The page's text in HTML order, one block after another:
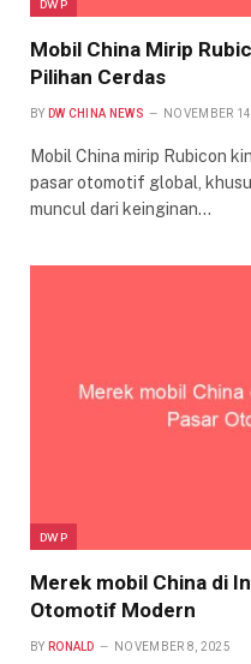
DWP
Mobil China Mirip
Pilihan Cerdas
BY DW CHINA NEWS NOVEMBER
Mobil China mirip Rubicon
pasar otomotif global,
muncul dari keinginan…
DWP
Merek mobil China di
Otomotif Modern
BY RONALD NOVEMBER 8, 2025